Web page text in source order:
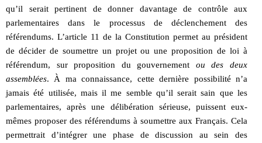
qu’il serait pertinent de donner davantage de contrôle aux
parlementaires dans le processus de déclenchement des
référendums. L’article 11 de la Constitution permet au président
de décider de soumettre un projet ou une proposition de loi à
référendum, sur proposition du gouvernement ou des deux
assemblées. À ma connaissance, cette dernière possibilité n’a
jamais été utilisée, mais il me semble qu’il serait sain que les
parlementaires, après une délibération sérieuse, puissent eux-
mêmes proposer des référendums à soumettre aux Français. Cela
permettrait d’intégrer une phase de discussion au sein des